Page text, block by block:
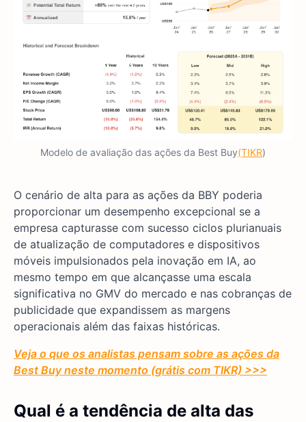
Modelo de avaliação das ações da Best Buy(TIKR)
O cenário de alta para as ações da BBY poderia
proporcionar um desempenho excepcional se a
empresa capturasse com sucesso ciclos plurianuais
de atualização de computadores e dispositivos
móveis impulsionados pela inovação em IA, ao
mesmo tempo em que alcançasse uma escala
significativa no GMV do mercado e nas cobranças de
publicidade que expandissem as margens
operacionais além das faixas históricas.
Veja o que os analistas pensam sobre as ações da
Best Buy neste momento (grátis com TIKR) >>>
Qual é a tendência de alta das